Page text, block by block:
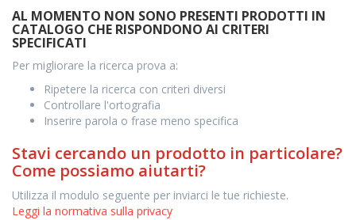
AL MOMENTO NON SONO PRESENTI PRODOTTI IN
CATALOGO CHE RISPONDONO AI CRITERI
SPECIFICATI
Per migliorare la ricerca prova a:
Ripetere la ricerca con criteri diversi
Controllare l'ortografia
Inserire parola o frase meno specifica
Stavi cercando un prodotto in particolare?
Come possiamo aiutarti?
Utilizza il modulo seguente per inviarci le tue richieste.
Leggi la normativa sulla privacy